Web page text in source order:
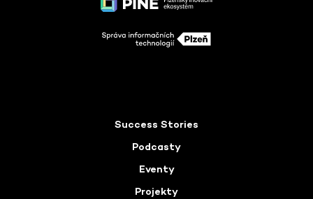
Success Stories
Podcasty
Eventy
Projekty